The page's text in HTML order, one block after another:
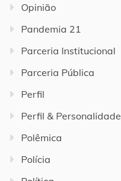
Opinião
Pandemia 21
Parceria Institucional
Parceria Pública
Perfil
Perfil & Personalidade
Polêmica
Polícia